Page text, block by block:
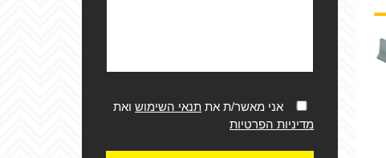
אני מאשר/ת את תנאי השימושואת
מדיניות הפרטיות